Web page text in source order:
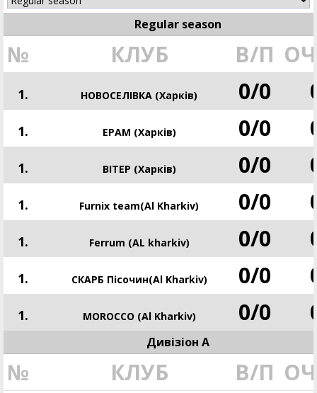
Regular season
№ КЛУБ В/П
1. НОВОСЕЛІВКА (Харків) 0/0
1. EPAM (Харків) 0/0
1. ВІТЕР (Харків) 0/0
1. Furnix team(Al Kharkiv) 0/0
1. Ferrum (AL kharkiv) 0/0
1. СКАРБ Пісочин(Al Kharkiv) 0/0
1. MOROCCO (Al Kharkiv) 0/0
Дивізіон A
№ КЛУБ В/П